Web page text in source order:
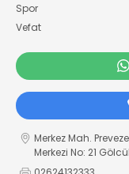
Spor
Vefat
Merkez Mah.
Merkezi No: 21